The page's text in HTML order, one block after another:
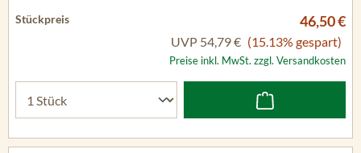
46,50 €
UVP 54,79 € (15.13% gespart)
Preise inkl. MwSt. zzgl. Versandkosten